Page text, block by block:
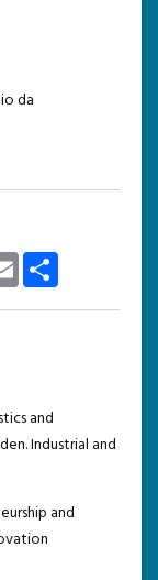
da
Email
and
Industrial and
and